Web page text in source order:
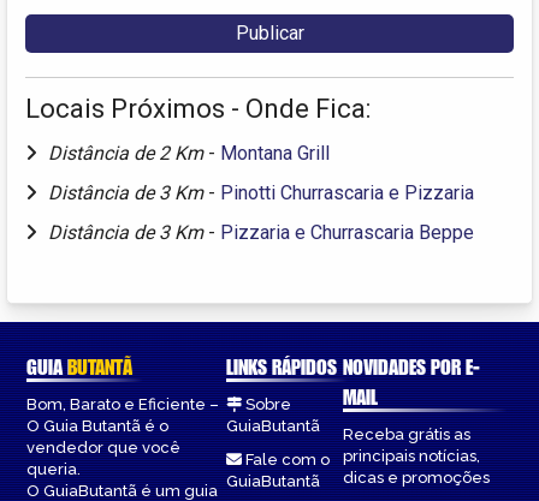
Locais Próximos - Onde Fica:
Distância de 2 Km - Montana Grill
Distância de 3 Km - Pinotti Churrascaria e Pizzaria
Distância de 3 Km - Pizzaria e Churrascaria Beppe
GUIABUTANTÃ
Bom, Barato e Eficiente –
O Guia Butantã é o
vendedor que você
queria.
O GuiaButantã é um guia
LINKS RÁPIDOS
Sobre
GuiaButantã
Fale com o
GuiaButantã
NOVIDADES POR E-
MAIL
Receba grátis as
principais notícias,
dicas e promoções